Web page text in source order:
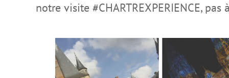
notre visite #CHARTREXPERIENCE,